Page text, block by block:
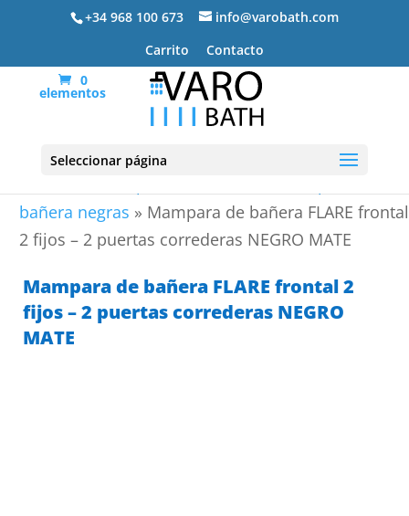
+34 968 100 673
info@varobath.com
Carrito
Contacto
0
elementos
Seleccionar página
bañera negras » Mampara de bañera FLARE frontal
2 fijos – 2 puertas correderas NEGRO MATE
Mampara de bañera FLARE frontal 2
fijos – 2 puertas correderas NEGRO
MATE